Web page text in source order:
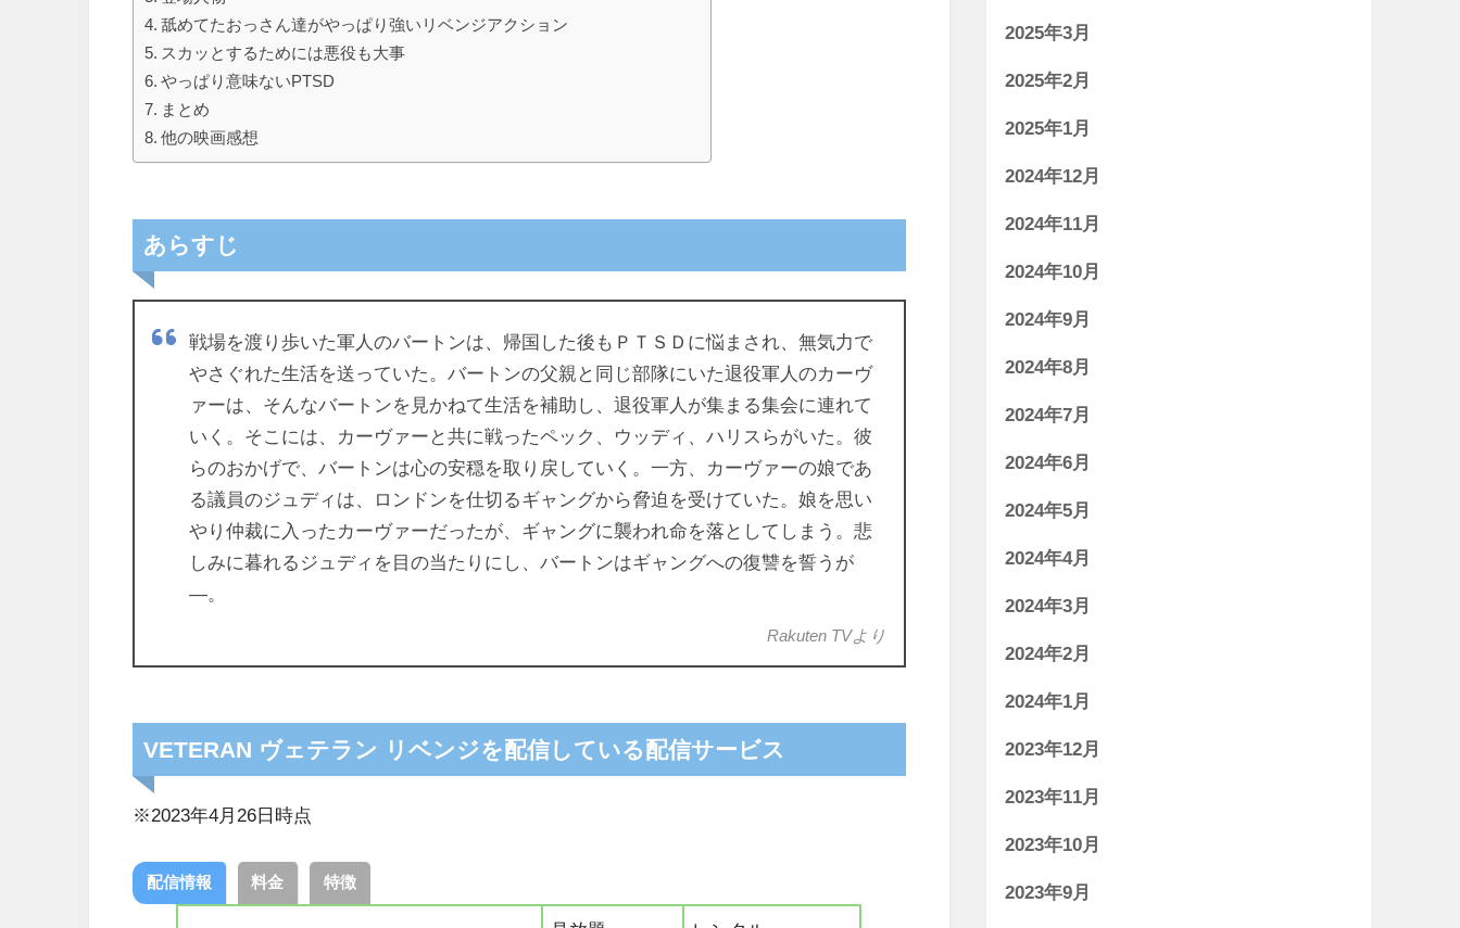
舐めてたおっさん達がやっぱり強いリベンジアクション
スカッとするためには悪役も大事
やっぱり意味ないPTSD
まとめ
他の映画感想
あらすじ
戦場を渡り歩いた軍人のバートンは、帰国した後もＰＴＳＤに悩まされ、無気力で
やさぐれた生活を送っていた。バートンの父親と同じ部隊にいた退役軍人のカーヴ
ァーは、そんなバートンを見かねて生活を補助し、退役軍人が集まる集会に連れて
いく。そこには、カーヴァーと共に戦ったペック、ウッディ、ハリスらがいた。彼
らのおかげで、バートンは心の安穏を取り戻していく。一方、カーヴァーの娘であ
る議員のジュディは、ロンドンを仕切るギャングから脅迫を受けていた。娘を思い
やり仲裁に入ったカーヴァーだったが、ギャングに襲われ命を落としてしまう。悲
しみに暮れるジュディを目の当たりにし、バートンはギャングへの復讐を誓うが
―。
Rakuten TVより
VETERAN ヴェテラン リベンジを配信している配信サービス
※2023年4月26日時点
配信情報 料金 特徴
2025年3月
2025年2月
2025年1月
2024年12月
2024年11月
2024年10月
2024年9月
2024年8月
2024年7月
2024年6月
2024年5月
2024年4月
2024年3月
2024年2月
2024年1月
2023年12月
2023年11月
2023年10月
2023年9月